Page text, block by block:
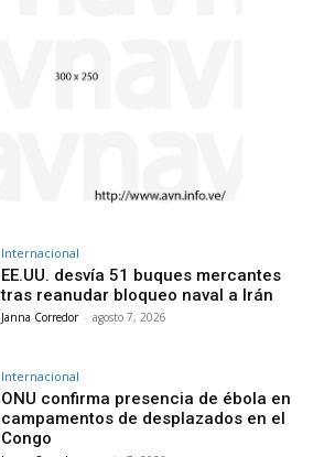
Internacional
EE.UU. desvía 51 buques mercantes
tras reanudar bloqueo naval a Irán
Janna Corredor - agosto 7, 2026
Internacional
ONU confirma presencia de ébola en
campamentos de desplazados en el
Congo